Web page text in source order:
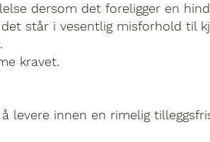
dersom det foreligger en
står i vesentlig misforhold til
kravet.
levere innen en rimelig